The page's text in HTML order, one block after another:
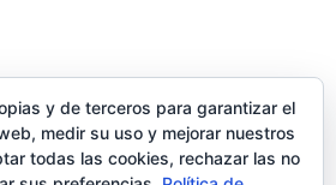
y de terceros para garantizar el
medir su uso y mejorar nuestros
todas las cookies, rechazar las no